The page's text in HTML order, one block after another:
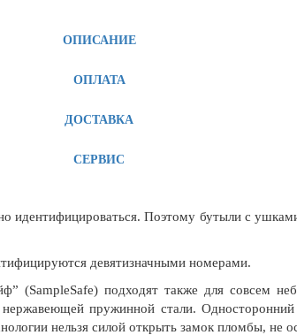
ОПИСАНИЕ
ОПЛАТА
ДОСТАВКА
СЕРВИС
идентифицироваться. Поэтому бутыли с
девятизначными номерами.
подходят также для совсем
пружинной стали.
нельзя силой открыть замок пломбы, не